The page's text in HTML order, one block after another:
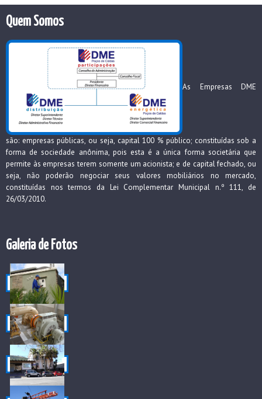
Quem Somos
As Empresas DME
são: empresas públicas, ou seja, capital 100 % público; constituídas sob a
forma de sociedade anônima, pois esta é a única forma societária que
permite às empresas terem somente um acionista; e de capital fechado, ou
seja, não poderão negociar seus valores mobiliários no mercado,
constituídas nos termos da Lei Complementar Municipal n.º 111, de
26/03/2010.
Galeria de Fotos